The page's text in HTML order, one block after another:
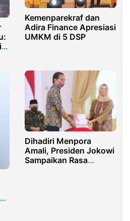
Kemenparekraf dan
Adira Finance Apresiasi
UMKM di 5 DSP
Dihadiri Menpora
Amali, Presiden Jokowi
Sampaikan Rasa